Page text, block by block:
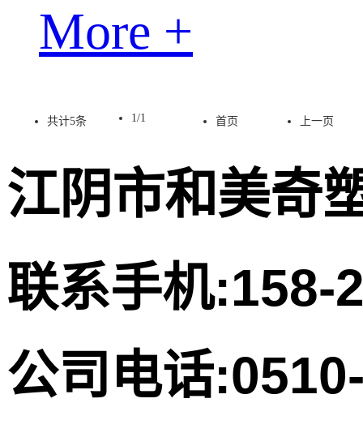
More +
共计5条 1/1 首页 上一页
江阴市和美奇
联系手机:158-
公司电话